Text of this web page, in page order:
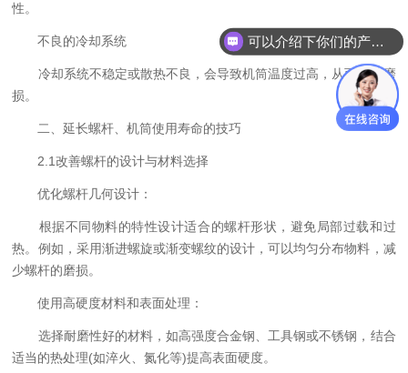
性。
不良的冷却系统
冷却系统不稳定或散热不良，会导致机筒温度过高，从而加速磨
损。
二、延长螺杆、机筒使用寿命的技巧
2.1改善螺杆的设计与材料选择
优化螺杆几何设计：
根据不同物料的特性设计适合的螺杆形状，避免局部过载和过
热。例如，采用渐进螺旋或渐变螺纹的设计，可以均匀分布物料，减
少螺杆的磨损。
使用高硬度材料和表面处理：
选择耐磨性好的材料，如高强度合金钢、工具钢或不锈钢，结合
适当的热处理(如淬火、氮化等)提高表面硬度。
可以介绍下你们的产品么
你们是怎么收费的呢